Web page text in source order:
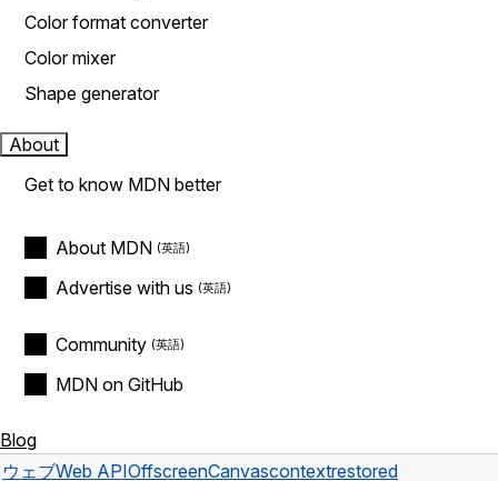
Color format converter
Color mixer
Shape generator
About
Get to know MDN better
About MDN
Advertise with us
Community
MDN on GitHub
Blog
ウェブWeb APIOffscreenCanvascontextrestored